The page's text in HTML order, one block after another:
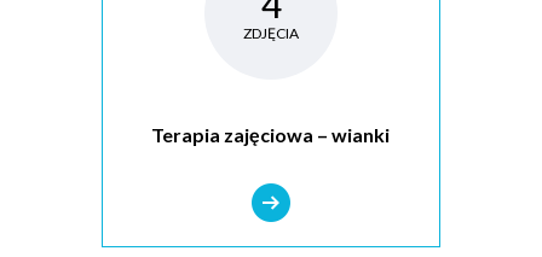
ZDJĘCIA
Terapia zajęciowa – wianki